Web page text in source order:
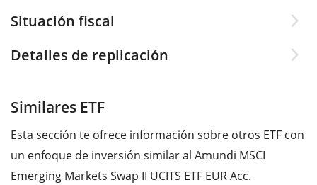
Situación fiscal
Detalles de replicación
Similares ETF
Esta sección te ofrece información sobre otros ETF con
un enfoque de inversión similar al Amundi MSCI
Emerging Markets Swap II UCITS ETF EUR Acc.